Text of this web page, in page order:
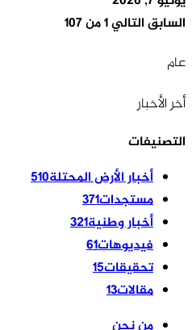
السابقالتالي1 من 107
عام
أخر الأخبار
التصنيفات
أخبار الأرض المحتلة510
مستجدات371
أخبار وطنية321
فيديوهات61
تحقيقات15
مقالات13